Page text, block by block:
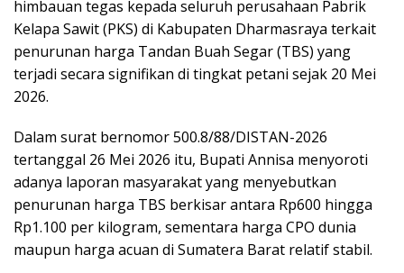
himbauan tegas kepada seluruh perusahaan Pabrik
Kelapa Sawit (PKS) di Kabupaten Dharmasraya terkait
penurunan harga Tandan Buah Segar (TBS) yang
terjadi secara signifikan di tingkat petani sejak 20 Mei
2026.
Dalam surat bernomor 500.8/88/DISTAN-2026
tertanggal 26 Mei 2026 itu, Bupati Annisa menyoroti
adanya laporan masyarakat yang menyebutkan
penurunan harga TBS berkisar antara Rp600 hingga
Rp1.100 per kilogram, sementara harga CPO dunia
maupun harga acuan di Sumatera Barat relatif stabil.